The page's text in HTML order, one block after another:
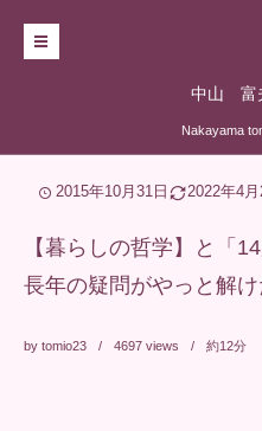
中山 富
Nakayama
2015年10月31日 2022年4月
【暮らしの哲学】と「
長年の疑問がやっと解け
by tomio23 4697 views 約12分